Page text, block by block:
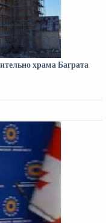
храма Баграта